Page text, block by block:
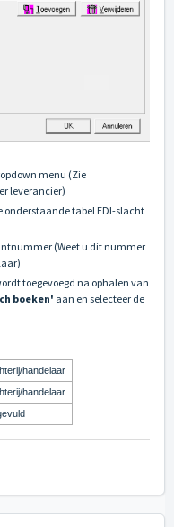
menu (Zie
leverancier)
onderstaande tabel EDI-slacht
(Weet u dit nummer
toegevoegd na ophalen van
boeken' aan en selecteer de
handelaar
handelaar